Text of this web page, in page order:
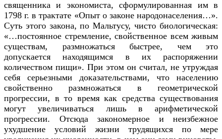
священника и экономиста, сформулированная им в
1798 г. в трактате «Опыт о законе народонаселения…».
Суть этого закона, по Мальтусу, чисто биологическая:
«…постоянное стремление, свойственное всем живым
существам, размножаться быстрее, чем это
допускается находящимся в их распоряжении
количеством пищи». При этом он считал, не утруждая
себя серьезными доказательствами, что населению
свойственно размножаться в геометрической
прогрессии, в то время как средства существования
могут увеличиваться лишь в арифметической
прогрессии. Отсюда закономерное и неизбежное
ухудшение условий жизни трудящихся по мере